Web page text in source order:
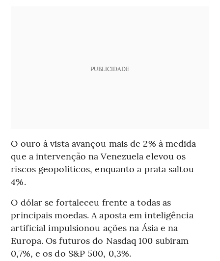
PUBLICIDADE
O ouro à vista avançou mais de 2% à medida
que a intervenção na Venezuela elevou os
riscos geopolíticos, enquanto a prata saltou
4%.
O dólar se fortaleceu frente a todas as
principais moedas. A aposta em inteligência
artificial impulsionou ações na Ásia e na
Europa. Os futuros do Nasdaq 100 subiram
0,7%, e os do S&P 500, 0,3%.